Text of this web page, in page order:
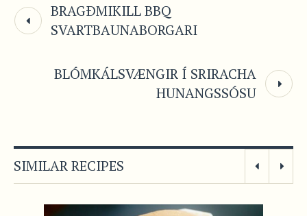
BRAGÐMIKILL BBQ
SVARTBAUNABORGARI
BLÓMKÁLSVÆNGIR Í SRIRACHA
HUNANGSSÓSU
SIMILAR RECIPES